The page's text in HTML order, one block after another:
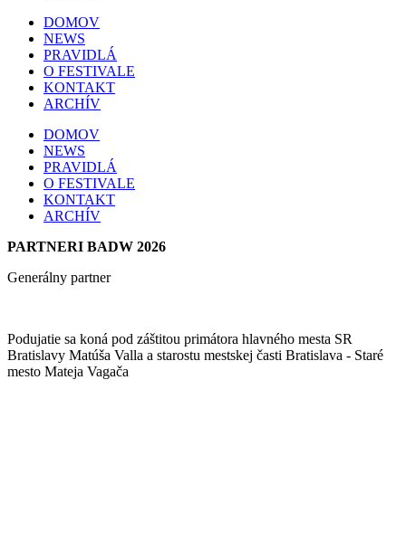
DOMOV
NEWS
PRAVIDLÁ
O FESTIVALE
KONTAKT
ARCHÍV
DOMOV
NEWS
PRAVIDLÁ
O FESTIVALE
KONTAKT
ARCHÍV
PARTNERI BADW 2026
Generálny partner
Podujatie sa koná pod záštitou primátora hlavného mesta SR
Bratislavy Matúša Valla a starostu mestskej časti Bratislava - Staré
mesto Mateja Vagača